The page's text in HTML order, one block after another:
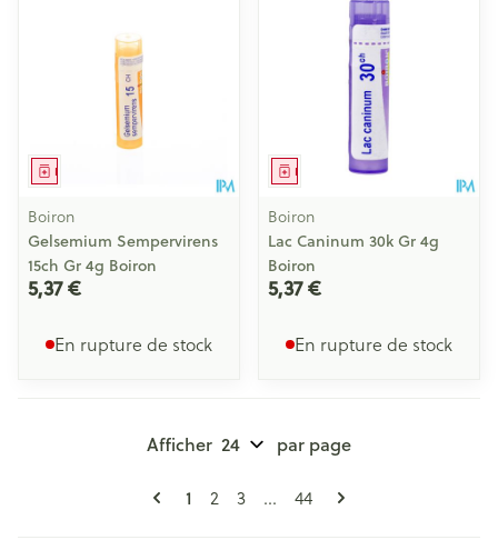
Médicament
Boiron
Gelsemium Sempervirens
15ch Gr 4g Boiron
5,37 €
En rupture de stock
Médicament
Boiron
Lac Caninum 30k Gr 4g
Boiron
5,37 €
En rupture de stock
Vous lisez actuellement la page
1 Page
2 Page
3 ... Page
44
Afficher par page